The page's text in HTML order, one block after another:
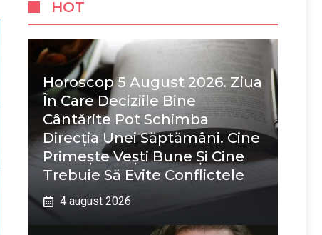
HOT
Horoscop 5 August 2026. Ziua
În Care Deciziile Bine
Cântărite Pot Schimba
Direcția Unei Săptămâni. Cine
Primește Vești Bune Și Cine
Trebuie Să Evite Conflictele
4 august 2026